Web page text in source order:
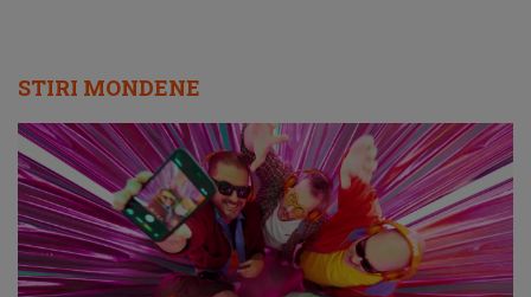
STIRI MONDENE